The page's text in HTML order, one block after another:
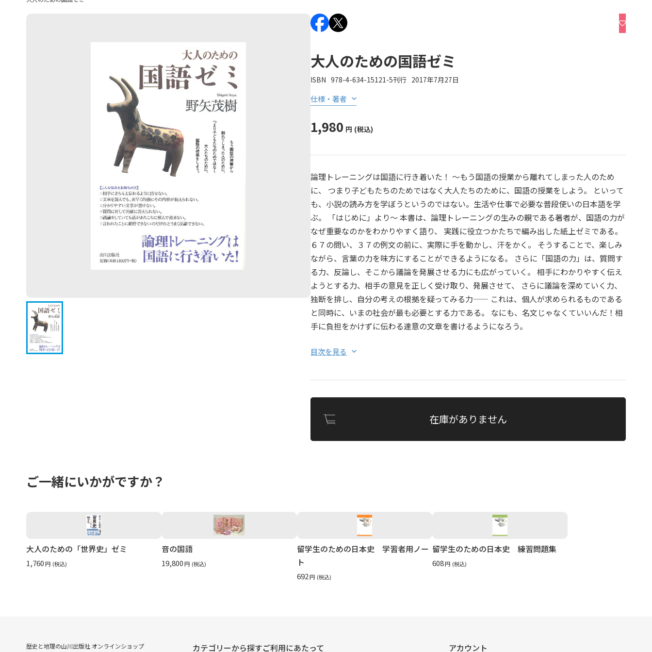
大人のための国語ゼミ
ISBN 978-4-634-15121-5刊行 2017年7月27日
仕様・著者
1,980 円 (税込)
論理トレーニングは国語に行き着いた！ ～もう国語の授業から離れてしまった人のため
に、 つまり子どもたちのためではなく大人たちのために、国語の授業をしよう。 といって
も、小説の読み方を学ぼうというのではない。生活や仕事で必要な普段使いの日本語を学
ぶ。 「はじめに」より～ 本書は、論理トレーニングの生みの親である著者が、国語の力が
なぜ重要なのかをわかりやすく語り、 実践に役立つかたちで編み出した紙上ゼミである。
６７の問い、３７の例文の前に、実際に手を動かし、汗をかく。 そうすることで、楽しみ
ながら、言葉の力を味方にすることができるようになる。 さらに「国語の力」は、質問す
る力、反論し、そこから議論を発展させる力にも広がっていく。 相手にわかりやすく伝え
ようとする力、相手の意見を正しく受け取り、発展させて、 さらに議論を深めていく力、
独断を排し、自分の考えの根拠を疑ってみる力—— これは、個人が求められるものである
と同時に、いまの社会が最も必要とする力である。 なにも、名文じゃなくていいんだ！相
手に負担をかけずに伝わる達意の文章を書けるようになろう。
目次を見る
在庫がありません
ご一緒にいかがですか？
大人のための「世界史」ゼミ
1,760円 (税込)
音の国語
19,800円 (税込)
留学生のための日本史 学習者用ノー
ト
692円 (税込)
留学生のための日本史 練習問題集
608円 (税込)
歴史と地理の山川出版社 オンラインショップ カテゴリーから探すご利用にあたって アカウント